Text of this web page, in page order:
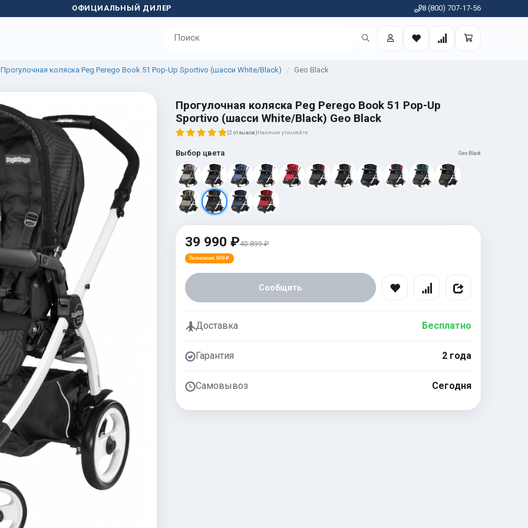
ОФИЦИАЛЬНЫЙ ДИЛЕР 8 (800) 707-17-56
Прогулочная коляска Peg Perego Book 51 Pop-Up Sportivo (шасси White/Black) Geo Black
Прогулочная коляска Peg Perego Book 51 Pop-Up
Sportivo (шасси White/Black) Geo Black
(2 отзывов) Наличие уточняйте
Выбор цвета Geo Black
39 990 ₽40 899 ₽
Экономия 909 ₽
Сообщить
Доставка Бесплатно
Гарантия 2 года
Самовывоз Сегодня